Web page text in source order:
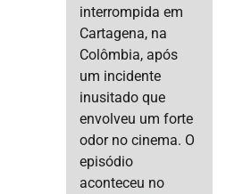
interrompida em
Cartagena, na
Colômbia, após
um incidente
inusitado que
envolveu um forte
odor no cinema. O
episódio
aconteceu no